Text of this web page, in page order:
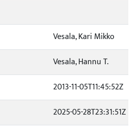
Vesala, Kari Mikko
Vesala, Hannu T.
2013-11-05T11:45:52Z
2025-05-28T23:31:51Z